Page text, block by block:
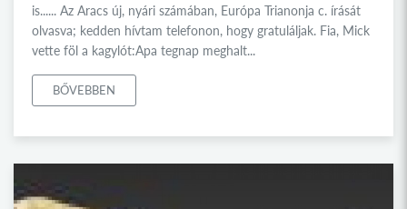
is...... Az Aracs új, nyári számában, Európa Trianonja c. írását
olvasva; kedden hívtam telefonon, hogy gratuláljak. Fia, Mick
vette föl a kagylót:Apa tegnap meghalt...
BŐVEBBEN